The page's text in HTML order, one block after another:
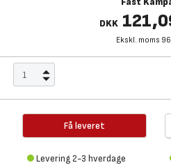
DKK
Ekskl. moms
Få leveret
Levering 2-3 hverdage